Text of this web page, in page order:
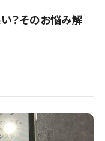
？そのお悩み解